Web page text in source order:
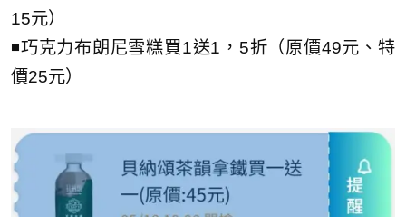
15元）
◾巧克力布朗尼雪糕買1送1，5折（原價49元、特
價25元）